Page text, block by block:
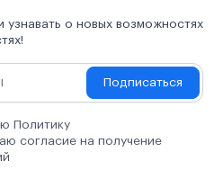
о новых возможностях
Подписаться
Политику
согласие на получение